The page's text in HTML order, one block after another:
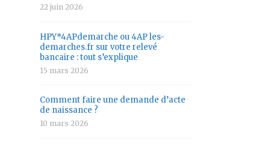
22 juin 2026
HPY*4APdemarche ou 4AP les-
demarches.fr sur votre relevé
bancaire : tout s’explique
15 mars 2026
Comment faire une demande d’acte
de naissance ?
10 mars 2026